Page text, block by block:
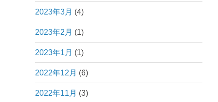
2023年3月 (4)
2023年2月 (1)
2023年1月 (1)
2022年12月 (6)
2022年11月 (3)